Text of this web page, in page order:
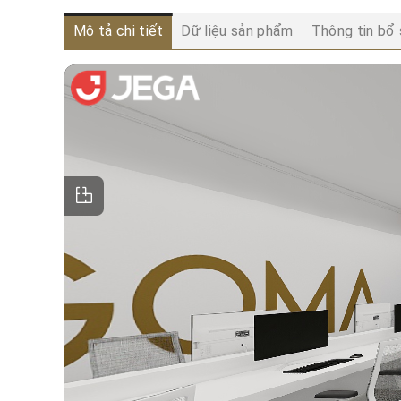
Mô tả chi tiết Dữ liệu sản phẩm Thông tin bổ